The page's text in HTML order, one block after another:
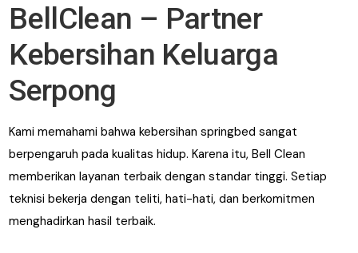
BellClean – Partner
Kebersihan Keluarga
Serpong
Kami memahami bahwa kebersihan springbed sangat
berpengaruh pada kualitas hidup. Karena itu, Bell Clean
memberikan layanan terbaik dengan standar tinggi. Setiap
teknisi bekerja dengan teliti, hati-hati, dan berkomitmen
menghadirkan hasil terbaik.